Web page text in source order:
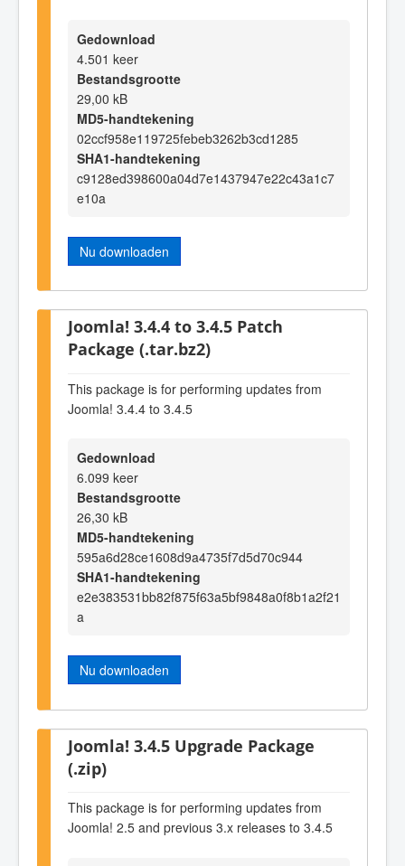
Gedownload
4.501 keer
Bestandsgrootte
29,00 kB
MD5-handtekening
02ccf958e119725febeb3262b3cd1285
SHA1-handtekening
c9128ed398600a04d7e1437947e22c43a1c7
e10a
Nu downloaden
Joomla! 3.4.4 to 3.4.5 Patch
Package (.tar.bz2)
This package is for performing updates from
Joomla! 3.4.4 to 3.4.5
Gedownload
6.099 keer
Bestandsgrootte
26,30 kB
MD5-handtekening
595a6d28ce1608d9a4735f7d5d70c944
SHA1-handtekening
e2e383531bb82f875f63a5bf9848a0f8b1a2f21
a
Nu downloaden
Joomla! 3.4.5 Upgrade Package
(.zip)
This package is for performing updates from
Joomla! 2.5 and previous 3.x releases to 3.4.5